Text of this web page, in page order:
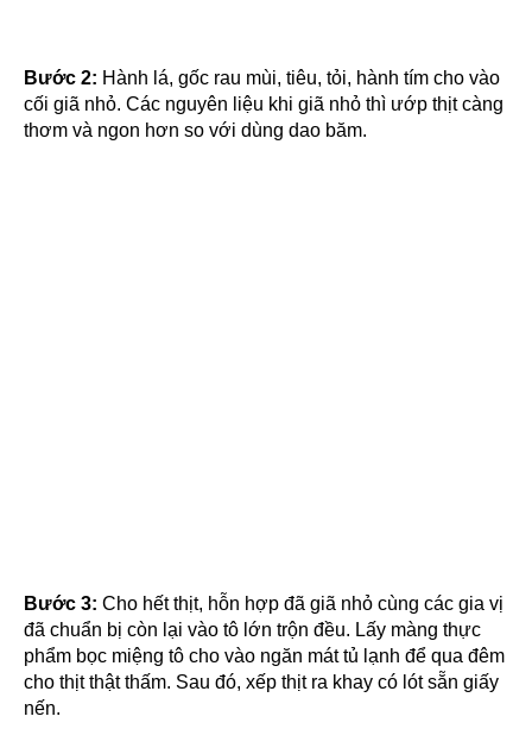
Bước 2: Hành lá, gốc rau mùi, tiêu, tỏi, hành tím cho vào
cối giã nhỏ. Các nguyên liệu khi giã nhỏ thì ướp thịt càng
thơm và ngon hơn so với dùng dao băm.
Bước 3: Cho hết thịt, hỗn hợp đã giã nhỏ cùng các gia vị
đã chuẩn bị còn lại vào tô lớn trộn đều. Lấy màng thực
phẩm bọc miệng tô cho vào ngăn mát tủ lạnh để qua đêm
cho thịt thật thấm. Sau đó, xếp thịt ra khay có lót sẵn giấy
nến.